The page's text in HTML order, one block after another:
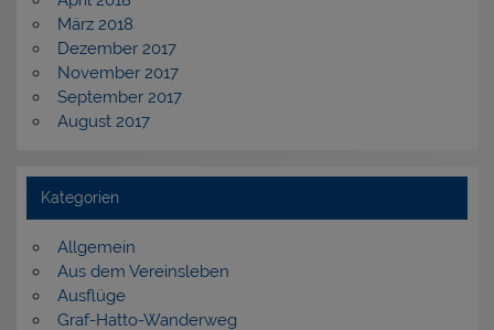
März 2018
Dezember 2017
November 2017
September 2017
August 2017
Kategorien
Allgemein
Aus dem Vereinsleben
Ausflüge
Graf-Hatto-Wanderweg